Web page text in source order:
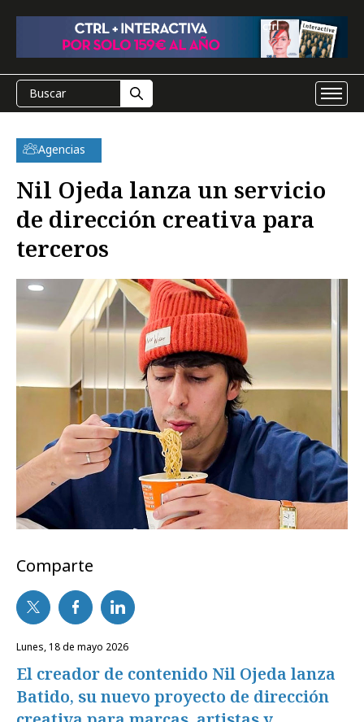
Agencias
Nil Ojeda lanza un servicio
de dirección creativa para
terceros
Comparte
lunes, 18 de mayo 2026
El creador de contenido Nil Ojeda lanza
Batido, su nuevo proyecto de dirección